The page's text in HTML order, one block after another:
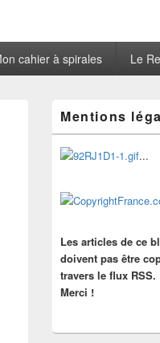
cahier à spirales Le
principale
de
widget
pour
barre
latérale
Mentions
...
Les articles de ce
doivent pas être
travers le flux RSS.
Merci !